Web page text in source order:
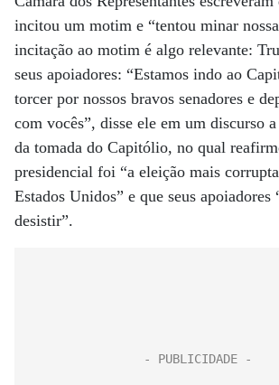
incitou um motim e “tentou minar
incitação ao motim é algo relevante:
seus apoiadores: “Estamos indo ao
torcer por nossos bravos senadores e
com vocês”, disse ele em um discurso
da tomada do Capitólio, no qual
presidencial foi “a eleição mais
Estados Unidos” e que seus apoiadores
desistir”.